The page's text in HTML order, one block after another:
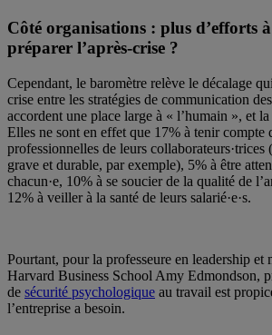
Côté organisations : plus d’efforts
préparer l’après-crise ?
Cependant, le baromètre relève le décalage
crise entre les stratégies de communication
accordent une place large à « l’humain », et
Elles ne sont en effet que 17% à tenir compte
professionnelles de leurs collaborateurs·trices
grave et durable, par exemple), 5% à être
chacun·e, 10% à se soucier de la qualité de
12% à veiller à la santé de leurs salarié·e·s.
Pourtant, pour la professeure en leadership et
Harvard Business School Amy Edmondson,
de sécurité psychologique au travail est
l’entreprise a besoin.